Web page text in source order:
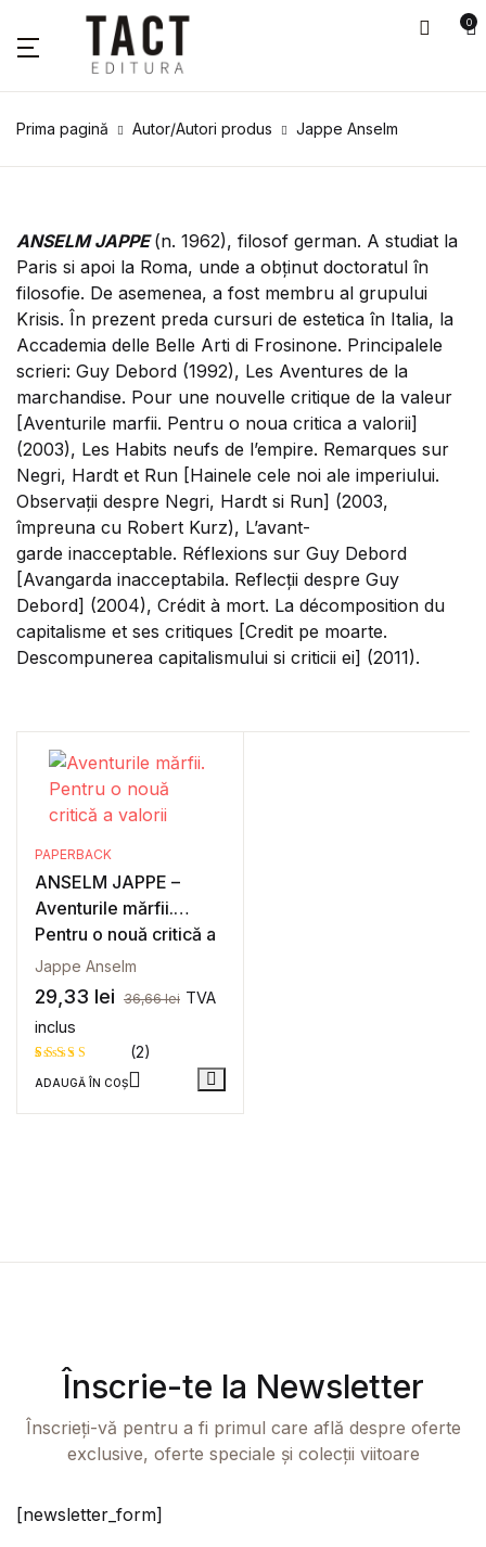
0
Prima pagină Autor/Autori produs Jappe Anselm
ANSELM JAPPE(n. 1962), filosof german. A studiat la
Paris si apoi la Roma, unde a obținut doctoratul în
filosofie. De asemenea, a fost membru al grupului
Krisis. În prezent preda cursuri de estetica în Italia, la
Accademia delle Belle Arti di Frosinone. Principalele
scrieri: Guy Debord (1992), Les Aventures de la
marchandise. Pour une nouvelle critique de la valeur
[Aventurile marfii. Pentru o noua critica a valorii]
(2003), Les Habits neufs de l’empire. Remarques sur
Negri, Hardt et Run [Hainele cele noi ale imperiului.
Observații despre Negri, Hardt si Run] (2003,
împreuna cu Robert Kurz), L’avant-
garde inacceptable. Réflexions sur Guy Debord
[Avangarda inacceptabila. Reflecții despre Guy
Debord] (2004), Crédit à mort. La décomposition du
capitalisme et ses critiques [Credit pe moarte.
Descompunerea capitalismului si criticii ei] (2011).
PAPERBACK
ANSELM JAPPE –
Aventurile mărfii.
Pentru o nouă critică a
valorii
Jappe Anselm
29,33 lei 36,66lei TVA
inclus
Evaluat la
baza a
2
(2)
ADAUGĂ ÎN COȘ
Înscrie-te la Newsletter
Înscrieți-vă pentru a fi primul care află despre oferte
exclusive, oferte speciale și colecții viitoare
[newsletter_form]